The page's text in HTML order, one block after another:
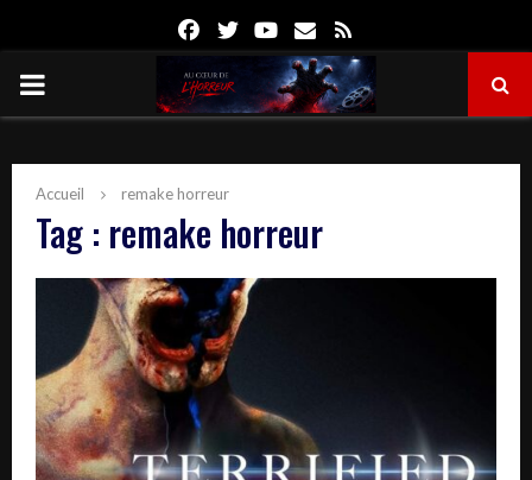
FacebookTwitterYoutube
Email
PRIMARY
Accueil remake horreur
Tag : remake horreur